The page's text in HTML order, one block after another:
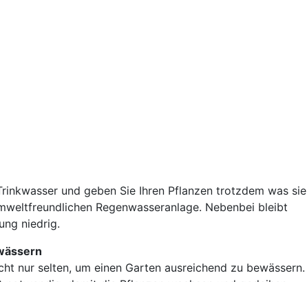
und geben Sie Ihren Pflanzen trotzdem was sie
Regenwasseranlage. Nebenbei bleibt
niedrig.
nur selten, um einen Garten ausreichend zu bewässern.